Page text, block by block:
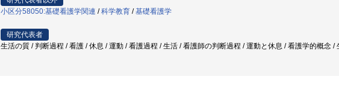
小区分58050:基礎看護学関連 /科学教育 /基礎看護学
研究代表者
生活の質 / 判断過程 / 看護 / 休息 / 運動 / 看護過程 / 生活 / 看護師の判断過程 / 運動と休息 / 看護学的概念 /